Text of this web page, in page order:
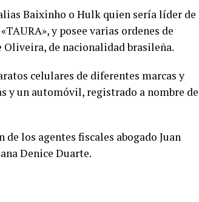
Baixinho o Hulk quien sería líder de
y posee varias ordenes de
Oliveira, de nacionalidad brasileña.
celulares de diferentes marcas y
y un automóvil, registrado a nombre de
los agentes fiscales abogado Juan
Denice Duarte.